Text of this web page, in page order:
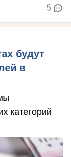
5
будут
в
категорий